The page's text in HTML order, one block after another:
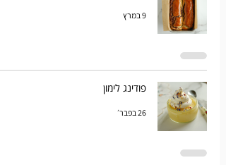
9 במרץ
פודינג לימון
26 בפבר׳